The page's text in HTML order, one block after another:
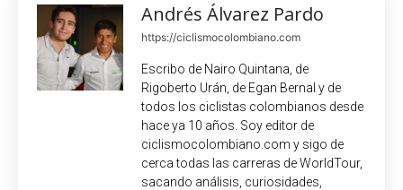
Andrés Álvarez Pardo
https://ciclismocolombiano.com
Escribo de Nairo Quintana, de
Rigoberto Urán, de Egan Bernal y de
todos los ciclistas colombianos desde
hace ya 10 años. Soy editor de
ciclismocolombiano.com y sigo de
cerca todas las carreras de WorldTour,
sacando análisis, curiosidades,